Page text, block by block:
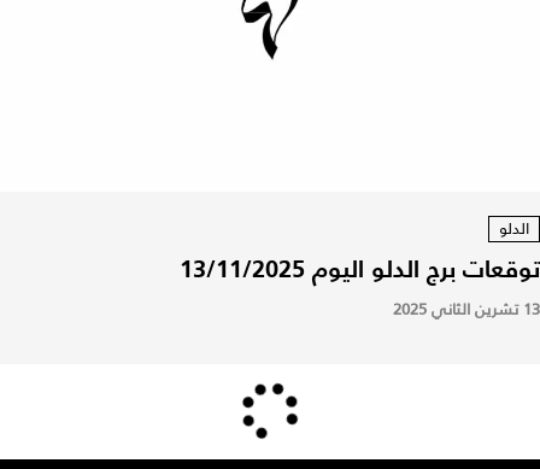
الدلو
توقعات برج الدلو اليوم 13/11/2025
13 تشرين الثاني 2025